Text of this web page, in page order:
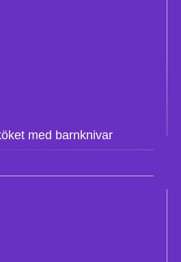
med barnknivar